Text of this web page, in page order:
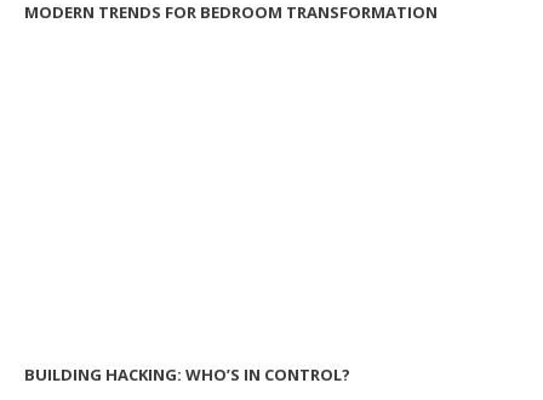
MODERN TRENDS FOR BEDROOM TRANSFORMATION
BUILDING HACKING: WHO’S IN CONTROL?